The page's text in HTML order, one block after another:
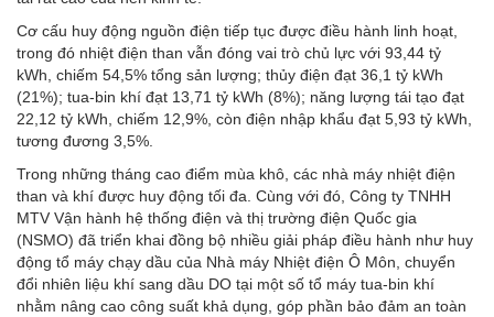
Cơ cấu huy động nguồn điện tiếp tục được điều hành linh hoạt,
trong đó nhiệt điện than vẫn đóng vai trò chủ lực với 93,44 tỷ
kWh, chiếm 54,5% tổng sản lượng; thủy điện đạt 36,1 tỷ kWh
(21%); tua-bin khí đạt 13,71 tỷ kWh (8%); năng lượng tái tạo đạt
22,12 tỷ kWh, chiếm 12,9%, còn điện nhập khẩu đạt 5,93 tỷ kWh,
tương đương 3,5%.
Trong những tháng cao điểm mùa khô, các nhà máy nhiệt điện
than và khí được huy động tối đa. Cùng với đó, Công ty TNHH
MTV Vận hành hệ thống điện và thị trường điện Quốc gia
(NSMO) đã triển khai đồng bộ nhiều giải pháp điều hành như huy
động tổ máy chạy dầu của Nhà máy Nhiệt điện Ô Môn, chuyển
đổi nhiên liệu khí sang dầu DO tại một số tổ máy tua-bin khí
nhằm nâng cao công suất khả dụng, góp phần bảo đảm an toàn